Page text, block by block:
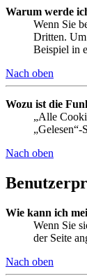
Warum werde
Wenn Sie
Dritten. Um
Beispiel in
Nach oben
Wozu ist die
„Alle
Nach oben
Wie kann ich
Wenn Sie
der Seite
Nach oben